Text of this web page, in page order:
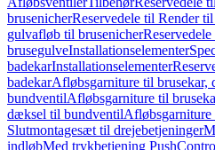
brusenicherReservedele til Render
gulvafløb til brusenicher
brusegulveInstallationselementer
badekarInstallationselementer
badekarAfløbsgarniture til brusekar,
bundventilAfløbsgarniture til
dæksel til bundventilAfløbsgarniture
Slutmontagesæt til drejebetjeninger
indløbMed trykbetjening